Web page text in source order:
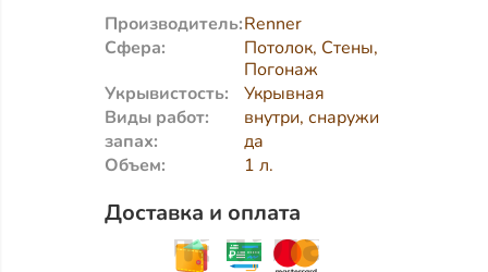
Производитель:Renner
Сфера:
Потолок, Стены,
Погонаж
Укрывистость:
Укрывная
Виды работ:
внутри, снаружи
запах:
да
Объем:
1 л.
Доставка и оплата